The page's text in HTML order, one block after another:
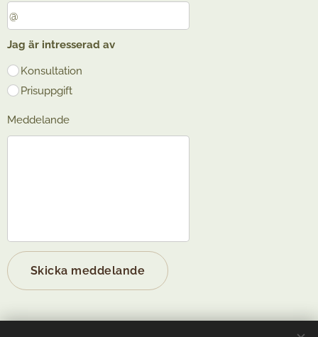
Jag är intresserad av
Konsultation
Prisuppgift
Meddelande
Skicka meddelande